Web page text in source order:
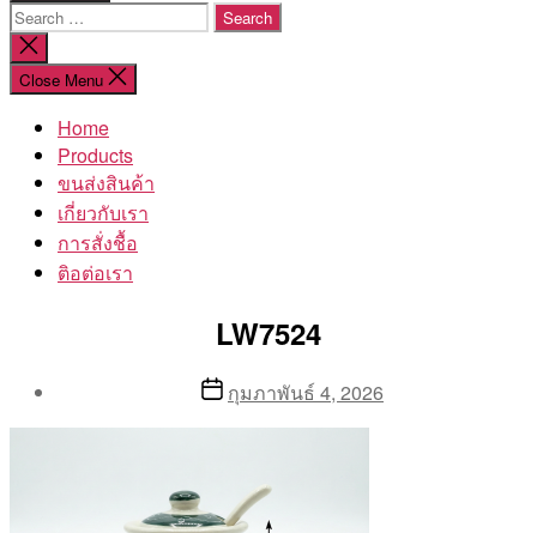
Search
for:
Close
search
Close Menu
Home
Products
ขนส่งสินค้า
เกี่ยวกับเรา
การสั่งชื้อ
ติอต่อเรา
LW7524
By
Postกุมภาพันธ์ 4, 2026